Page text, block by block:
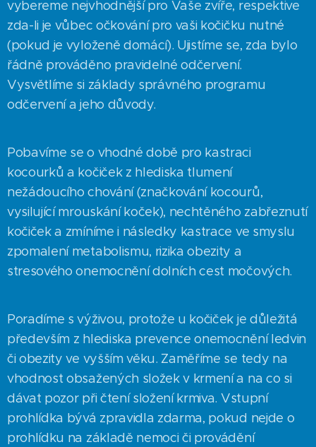
vybereme nejvhodnější pro Vaše zvíře, respektive
zda-li je vůbec očkování pro vaši kočičku nutné
(pokud je vyloženě domácí). Ujistíme se, zda bylo
řádně prováděno pravidelné odčervení.
Vysvětlíme si základy správného programu
odčervení a jeho důvody.
Pobavíme se o vhodné době pro kastraci
kocourků a kočiček z hlediska tlumení
nežádoucího chování (značkování kocourů,
vysilující mrouskání koček), nechtěného zabřeznutí
kočiček a zmíníme i následky kastrace ve smyslu
zpomalení metabolismu, rizika obezity a
stresového onemocnění dolních cest močových.
Poradíme s výživou, protože u kočiček je důležitá
především z hlediska prevence onemocnění ledvin
či obezity ve vyšším věku. Zaměříme se tedy na
vhodnost obsažených složek v krmení a na co si
dávat pozor při čtení složení krmiva. Vstupní
prohlídka bývá zpravidla zdarma, pokud nejde o
prohlídku na základě nemoci či provádění